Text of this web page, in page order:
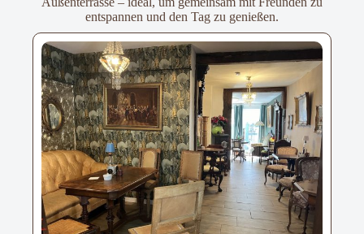
entspannen und den Tag zu genießen.